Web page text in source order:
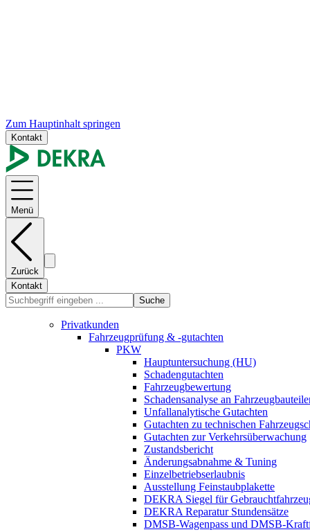
Zum Hauptinhalt springen
Kontakt
Menü
Zurück
Kontakt
Suche
Privatkunden
Fahrzeugprüfung & -gutachten
PKW
Hauptuntersuchung (HU)
Schadengutachten
Fahrzeugbewertung
Schadensanalyse an
Unfallanalytische Gutachten
Gutachten zu technischen
Gutachten zur Verkehrsüberwachung
Zustandsbericht
Änderungsabnahme & Tuning
Einzelbetriebserlaubnis
Ausstellung Feinstaubplakette
DEKRA Siegel für
DEKRA Reparatur Stundensätze
DMSB-Wagenpass und DMSB-